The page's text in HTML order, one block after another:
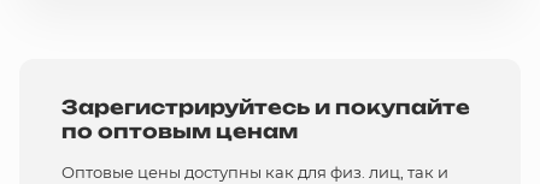
Зарегистрируйтесь и покупайте
по оптовым ценам
Оптовые цены доступны как для физ. лиц, так и